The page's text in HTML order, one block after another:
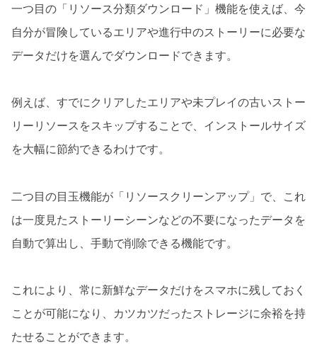
一つ目の「リソース分類ダウンロード」機能を使えば、今
自分が冒険しているエリアや進行中のストーリーに必要な
データだけを選んでダウンロードできます。
例えば、すでにクリアしたエリアや未プレイの古いストー
リーリソースをスキップすることで、インストールサイズ
を大幅に節約できるわけです。
二つ目の目玉機能が「リソースクリーンアップ」で、これ
は一度見たストーリーシーンなどの不要になったデータを
自動で算出し、手動で削除できる機能です。
これにより、常に新鮮なデータだけをスマホに残しておく
ことが可能になり、カツカツだったストレージに余裕を持
たせることができます。